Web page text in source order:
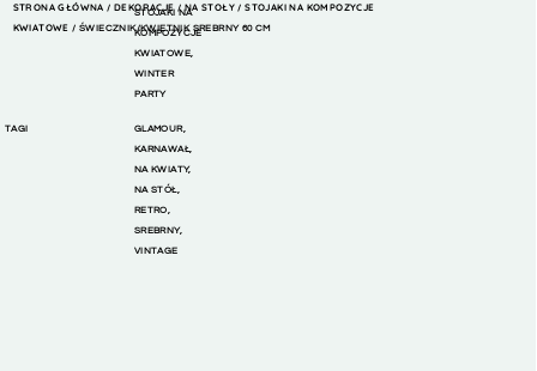
STOJAKI NA
KOMPOZYCJE
KWIATOWE,
WINTER
PARTY
TAGI GLAMOUR,
KARNAWAŁ,
NA KWIATY,
NA STÓŁ,
RETRO,
SREBRNY,
VINTAGE
STRONA GŁÓWNA /DEKORACJE/NA STOŁY /STOJAKI NA KOMPOZYCJE
KWIATOWE / ŚWIECZNIK/KWIETNIK SREBRNY 60 CM